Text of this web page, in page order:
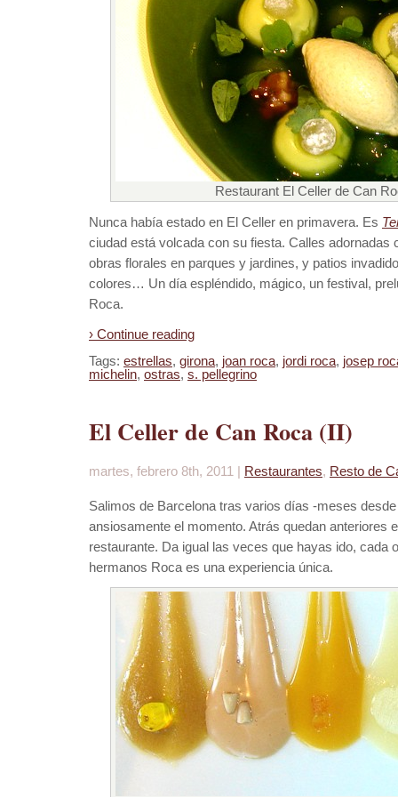
Restaurant El Celler de Can
Nunca había estado en El Celler en primavera. Es
ciudad está volcada con su fiesta. Calles adornadas
obras florales en parques y jardines, y patios
colores… Un día espléndido, mágico, un festival,
Roca.
› Continue reading
Tags: estrellas, girona, joan roca, jordi roca, josep
michelin, ostras, s. pellegrino
El Celler de Can Roca (II)
martes, febrero 8th, 2011 | Restaurantes, Resto de
Salimos de Barcelona tras varios días -meses
ansiosamente el momento. Atrás quedan anteriores
restaurante. Da igual las veces que hayas ido, cada
hermanos Roca es una experiencia única.